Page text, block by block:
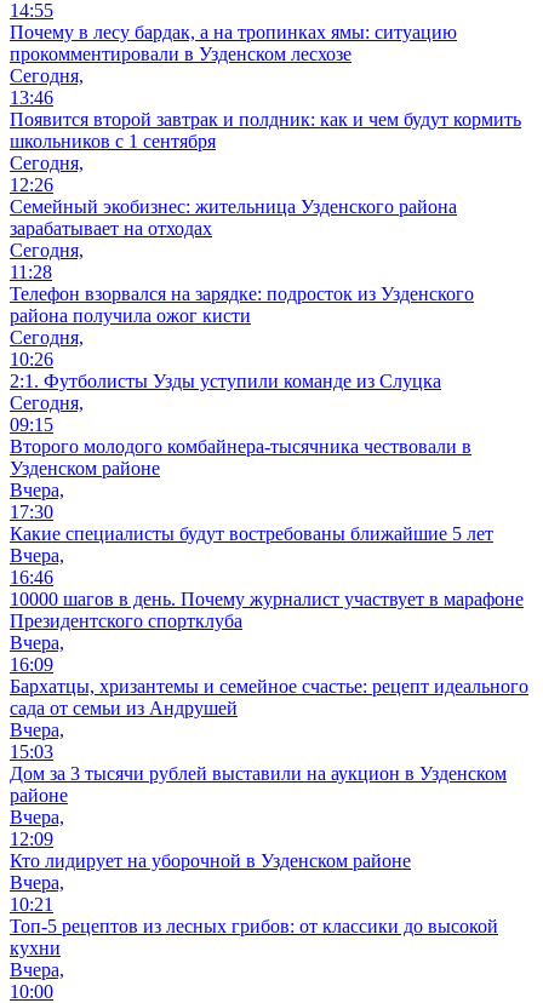
14:55
Почему в лесу бардак, а на тропинках ямы: ситуацию
прокомментировали в Узденском лесхозе
Сегодня,
13:46
Появится второй завтрак и полдник: как и чем будут кормить
школьников с 1 сентября
Сегодня,
12:26
Семейный экобизнес: жительница Узденского района
зарабатывает на отходах
Сегодня,
11:28
Телефон взорвался на зарядке: подросток из Узденского
района получила ожог кисти
Сегодня,
10:26
2:1. Футболисты Узды уступили команде из Слуцка
Сегодня,
09:15
Второго молодого комбайнера-тысячника чествовали в
Узденском районе
Вчера,
17:30
Какие специалисты будут востребованы ближайшие 5 лет
Вчера,
16:46
10000 шагов в день. Почему журналист участвует в марафоне
Президентского спортклуба
Вчера,
16:09
Бархатцы, хризантемы и семейное счастье: рецепт идеального
сада от семьи из Андрушей
Вчера,
15:03
Дом за 3 тысячи рублей выставили на аукцион в Узденском
районе
Вчера,
12:09
Кто лидирует на уборочной в Узденском районе
Вчера,
10:21
Топ-5 рецептов из лесных грибов: от классики до высокой
кухни
Вчера,
10:00